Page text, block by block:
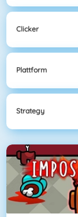
Clicker
Plattform
Strategy